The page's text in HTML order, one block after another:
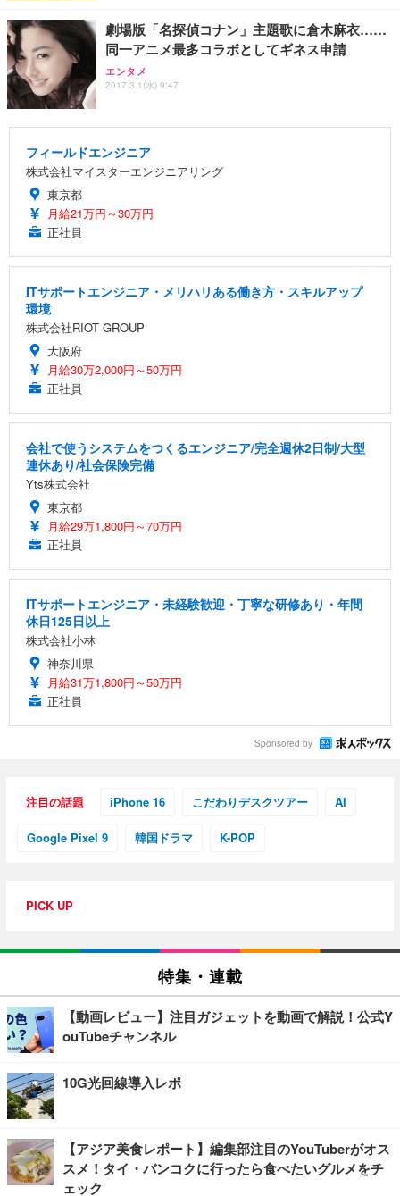
劇場版「名探偵コナン」主題歌に倉木麻衣……
同一アニメ最多コラボとしてギネス申請
エンタメ
2017.3.1(水) 9:47
フィールドエンジニア
株式会社マイスターエンジニアリング
東京都
月給21万円～30万円
正社員
ITサポートエンジニア・メリハリある働き方・スキルアップ
環境
株式会社RIOT GROUP
大阪府
月給30万2,000円～50万円
正社員
会社で使うシステムをつくるエンジニア/完全週休2日制/大型
連休あり/社会保険完備
Yts株式会社
東京都
月給29万1,800円～70万円
正社員
ITサポートエンジニア・未経験歓迎・丁寧な研修あり・年間
休日125日以上
株式会社小林
神奈川県
月給31万1,800円～50万円
正社員
Sponsored by
注目の話題 iPhone 16 こだわりデスクツアー AI
Google Pixel 9 韓国ドラマ K-POP
PICK UP
特集・連載
【動画レビュー】注目ガジェットを動画で解説！公式Y
ouTubeチャンネル
10G光回線導入レポ
【アジア美食レポート】編集部注目のYouTuberがオス
スメ！タイ・バンコクに行ったら食べたいグルメをチ
ェック